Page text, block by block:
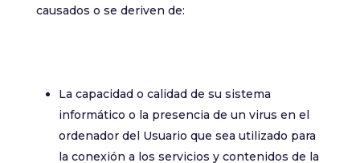
causados o se deriven de:
La capacidad o calidad de su sistema
informático o la presencia de un virus en el
ordenador del Usuario que sea utilizado para
la conexión a los servicios y contenidos de la